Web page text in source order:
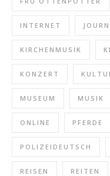
INTERNET
KIRCHENMUSIK
KONZERT
MUSEUM MUSIK
ONLINE PFERDE
POLIZEIDEUTSCH
REISEN REITEN